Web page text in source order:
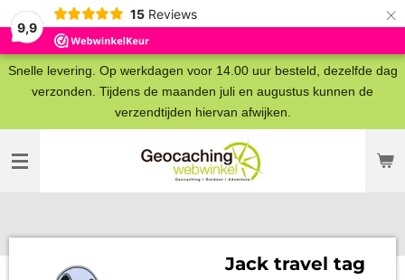
9,9
15 Reviews ×
Snelle levering. Op werkdagen voor 14.00 uur besteld, dezelfde dag
verzonden. Tijdens de maanden juli en augustus kunnen de
verzendtijden hiervan afwijken.
Jack travel tag